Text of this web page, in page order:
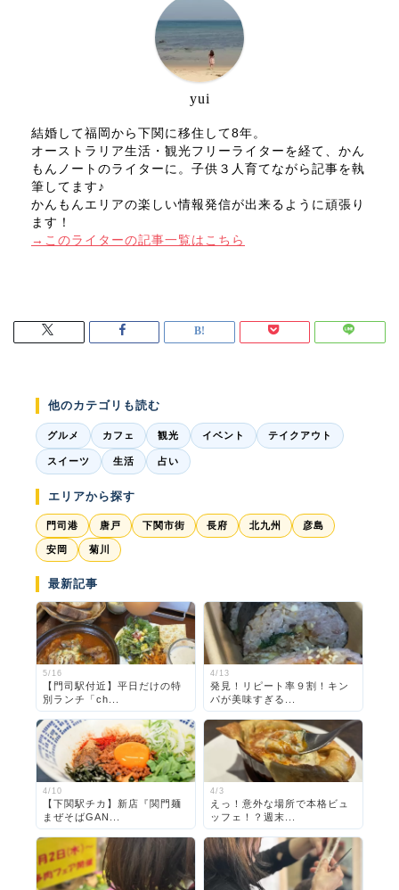
yui
結婚して福岡から下関に移住して8年。
オーストラリア生活・観光フリーライターを経て、かん
もんノートのライターに。子供３人育てながら記事を執
筆してます♪
かんもんエリアの楽しい情報発信が出来るように頑張り
ます！
→このライターの記事一覧はこちら
他のカテゴリも読む
グルメ カフェ 観光 イベント テイクアウト
スイーツ 生活 占い
エリアから探す
門司港 唐戸 下関市街 長府 北九州 彦島
安岡 菊川
最新記事
5/16
【門司駅付近】平日だけの特
別ランチ「ch...
4/13
発見！リピート率９割！キン
パが美味すぎる...
4/10
【下関駅チカ】新店『関門麺
まぜそばGAN...
4/3
えっ！意外な場所で本格ビュ
ッフェ！？週末...